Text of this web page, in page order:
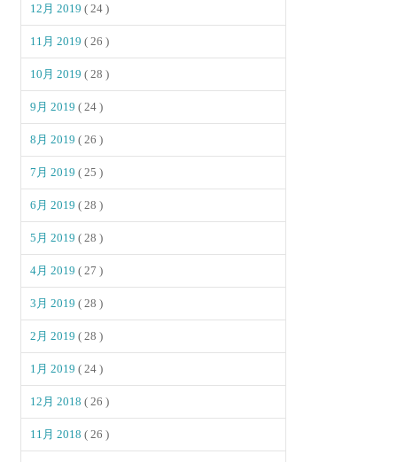
12月 2019( 24 )
11月 2019( 26 )
10月 2019( 28 )
9月 2019( 24 )
8月 2019( 26 )
7月 2019( 25 )
6月 2019( 28 )
5月 2019( 28 )
4月 2019( 27 )
3月 2019( 28 )
2月 2019( 28 )
1月 2019( 24 )
12月 2018( 26 )
11月 2018( 26 )